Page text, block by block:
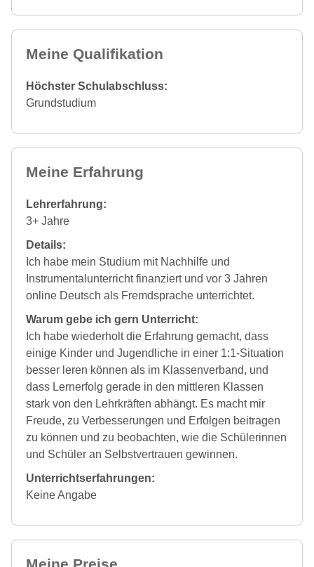
Meine Qualifikation
Höchster Schulabschluss:
Grundstudium
Meine Erfahrung
Lehrerfahrung:
3+ Jahre
Details:
Ich habe mein Studium mit Nachhilfe und
Instrumentalunterricht finanziert und vor 3 Jahren
online Deutsch als Fremdsprache unterrichtet.
Warum gebe ich gern Unterricht:
Ich habe wiederholt die Erfahrung gemacht, dass
einige Kinder und Jugendliche in einer 1:1-Situation
besser leren können als im Klassenverband, und
dass Lernerfolg gerade in den mittleren Klassen
stark von den Lehrkräften abhängt. Es macht mir
Freude, zu Verbesserungen und Erfolgen beitragen
zu können und zu beobachten, wie die Schülerinnen
und Schüler an Selbstvertrauen gewinnen.
Unterrichtserfahrungen:
Keine Angabe
Meine Preise